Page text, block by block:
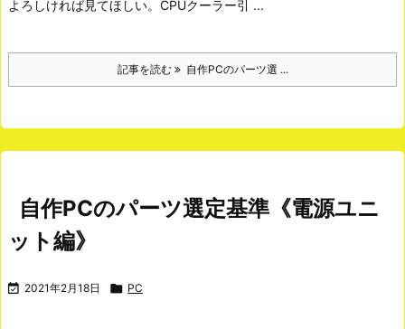
よろしければ見てほしい。 CPUクーラー引 ...
記事を読む 自作PCのパーツ選 ...
自作PCのパーツ選定基準《電源ユニ
ット編》
 2021年2月18日  PC